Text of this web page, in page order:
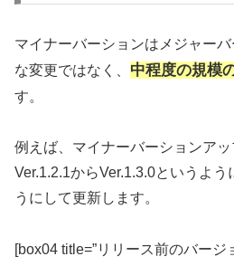
マイナーバーションはメジャー
な変更ではなく、 中程度の規模
す。
例えば、マイナーバーションアッ
Ver.1.2.1からVer.1.3.0というよ
うにして更新します。
[box04 title=”リリース前のバージ